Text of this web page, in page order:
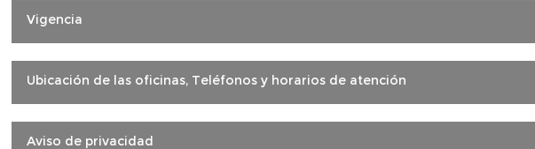
Vigencia
Ubicación de las oficinas, Teléfonos y horarios de atención
Aviso de privacidad